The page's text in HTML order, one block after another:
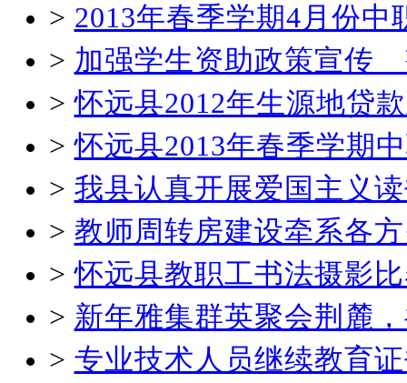
> 2013年春季学期4月份
> 加强学生资助政策宣传
>怀远县2012年生源地贷
>怀远县2013年春季学期
> 我县认真开展爱国主义
> 教师周转房建设牵系各
>怀远县教职工书法摄影
> 新年雅集群英聚会荆麓
> 专业技术人员继续教育